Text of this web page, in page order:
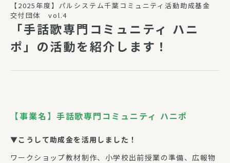
【2025年度】パルシステム千葉コミュニティ活動助成基金
交付団体 vol.4
「手話歌専門コミュニティ ハニ
ポ」の活動を紹介します！
【事業名】手話歌専門コミュニティ ハニポ
▼こうして助成金を活用しました！
ワークショップ教材制作、小学校出前授業の準備、広報物